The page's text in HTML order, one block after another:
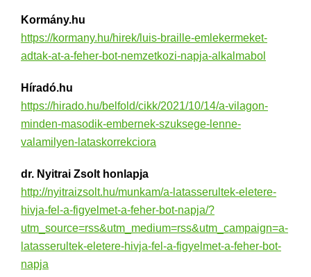
Kormány.hu
https://kormany.hu/hirek/luis-braille-emlekermeket-
adtak-at-a-feher-bot-nemzetkozi-napja-alkalmabol
Híradó.hu
https://hirado.hu/belfold/cikk/2021/10/14/a-vilagon-
minden-masodik-embernek-szuksege-lenne-
valamilyen-lataskorrekciora
dr. Nyitrai Zsolt honlapja
http://nyitraizsolt.hu/munkam/a-latasserultek-eletere-
hivja-fel-a-figyelmet-a-feher-bot-napja/?
utm_source=rss&utm_medium=rss&utm_campaign=a-
latasserultek-eletere-hivja-fel-a-figyelmet-a-feher-bot-
napja